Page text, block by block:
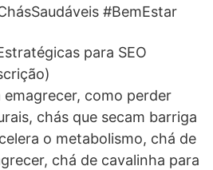
#BemEstar
para SEO
emagrecer, como perder
chás que secam barriga
o metabolismo, chá de
chá de cavalinha para